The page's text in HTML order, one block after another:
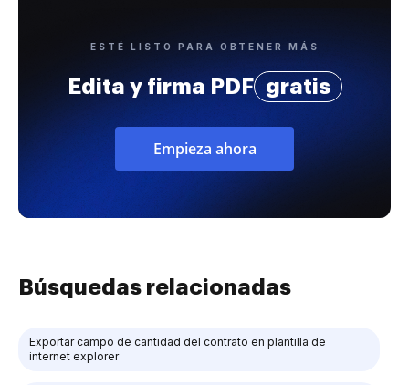
ESTÉ LISTO PARA OBTENER MÁS
Edita y firma PDF gratis
Empieza ahora
Búsquedas relacionadas
Exportar campo de cantidad del contrato en plantilla de
internet explorer